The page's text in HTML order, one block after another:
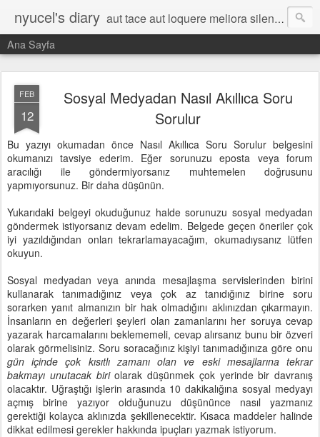
nyucel's diary aut tace aut loquere meliora silentio
Ana Sayfa
FEB
12
Sosyal Medyadan Nasıl Akıllıca Soru
Sorulur
Bu yazıyı okumadan önce Nasıl Akıllıca Soru Sorulur belgesini
okumanızı tavsiye ederim. Eğer sorunuzu eposta veya forum
aracılığı ile göndermiyorsanız muhtemelen doğrusunu
yapmıyorsunuz. Bir daha düşünün.
Yukarıdaki belgeyi okuduğunuz halde sorunuzu sosyal medyadan
göndermek istiyorsanız devam edelim. Belgede geçen öneriler çok
iyi yazıldığından onları tekrarlamayacağım, okumadıysanız lütfen
okuyun.
Sosyal medyadan veya anında mesajlaşma servislerinden birini
kullanarak tanımadığınız veya çok az tanıdığınız birine soru
sorarken yanıt almanızın bir hak olmadığını aklınızdan çıkarmayın.
İnsanların en değerleri şeyleri olan zamanlarını her soruya cevap
yazarak harcamalarını beklememeli, cevap alırsanız bunu bir özveri
olarak görmelisiniz. Soru soracağınız kişiyi tanımadığınıza göre onu
gün içinde çok kısıtlı zamanı olan ve eski mesajlarına tekrar
bakmayı unutacak biriolarak düşünmek çok yerinde bir davranış
olacaktır. Uğraştığı işlerin arasında 10 dakikalığına sosyal medyayı
açmış birine yazıyor olduğunuzu düşününce nasıl yazmanız
gerektiği kolayca aklınızda şekillenecektir. Kısaca maddeler halinde
dikkat edilmesi gerekler hakkında ipuçları yazmak istiyorum.